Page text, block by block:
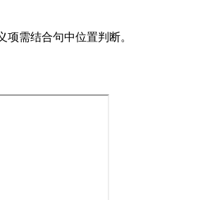
项需结合句中位置判断。